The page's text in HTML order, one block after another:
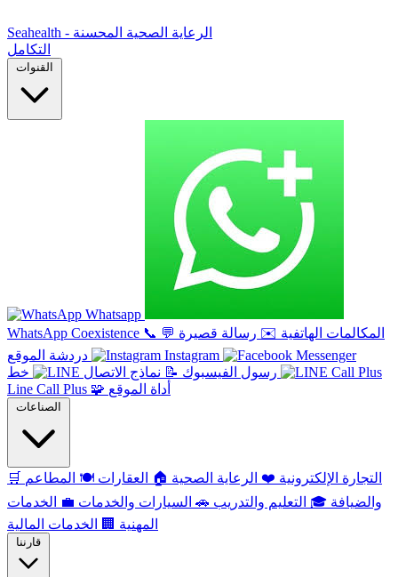
Seahealth - الرعاية الصحية المحسنة
التكامل
القنوات
Whatsapp
WhatsApp Coexistence 📞 المكالمات الهاتفية ✉️ رسالة قصيرة 💬
دردشة الموقع
Instagram
رسول الفيسبوك 📝 نماذج الاتصال
خط
Line Call Plus 🧩 أداة الموقع
الصناعات
🛒 التجارة الإلكترونية ❤️ الرعاية الصحية 🏠 العقارات 🍽️ المطاعم
والضيافة 🎓 التعليم والتدريب 🚗 السيارات والخدمات 💼
الخدمات
المهنية 🏢 الخدمات المالية
قارننا